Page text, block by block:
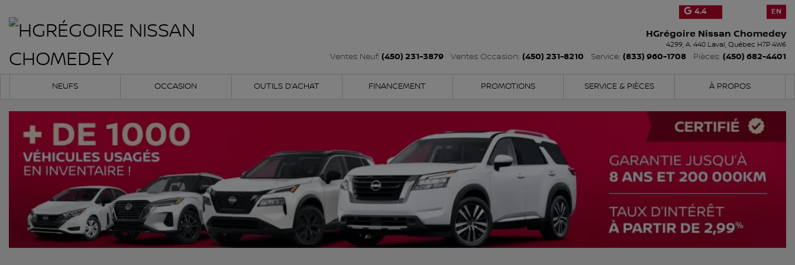
4.4 EN
HGrégoire Nissan Chomedey
4299, A. 440 Laval, Québec H7P 4W6
Ventes Neuf: (450) 231-3879 Ventes Occasion: (450) 231-8210 Service: (833) 960-1708 Pièces: (450) 682-4401
NEUFS OCCASION OUTILS D’ACHAT FINANCEMENT PROMOTIONS SERVICE & PIÈCES À PROPOS